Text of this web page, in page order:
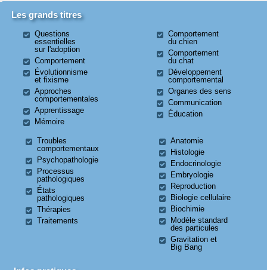
Les grands titres
Questions
essentielles
sur l'adoption
Comportement
Évolutionnisme
et fixisme
Approches
comportementales
Apprentissage
Mémoire
Comportement
du chien
Comportement
du chat
Développement
comportemental
Organes des sens
Communication
Éducation
Troubles
comportementaux
Psychopathologie
Processus
pathologiques
États
pathologiques
Thérapies
Traitements
Anatomie
Histologie
Endocrinologie
Embryologie
Reproduction
Biologie cellulaire
Biochimie
Modèle standard
des particules
Gravitation et
Big Bang